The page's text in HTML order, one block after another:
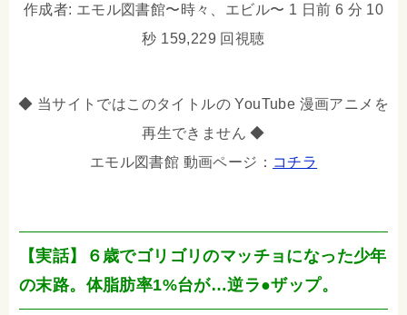
作成者: エモル図書館〜時々、エビル〜 1 日前 6 分 10
秒 159,229 回視聴
◆ 当サイトではこのタイトルの YouTube 漫画アニメを
再生できません ◆
エモル図書館 動画ページ： コチラ
【実話】６歳でゴリゴリのマッチョになった少年
の末路。体脂肪率1%台が…逆ラ●ザップ。